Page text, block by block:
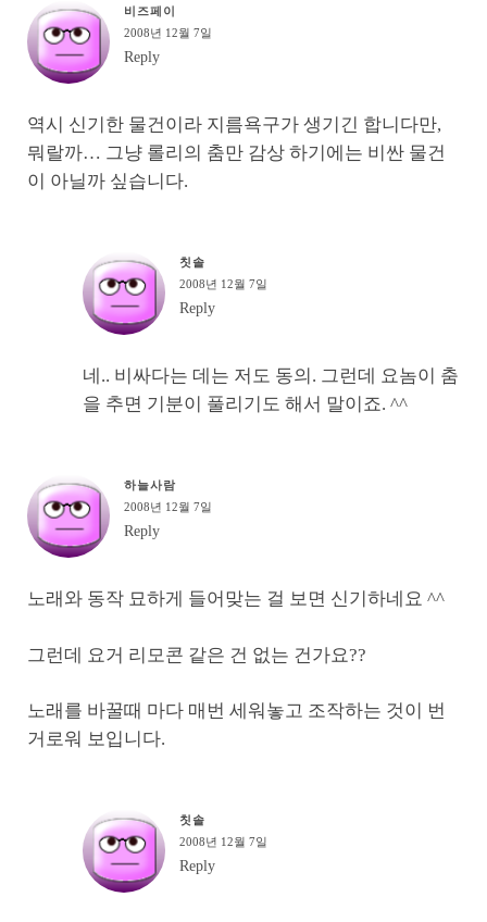
비즈페이
2008년 12월 7일
Reply
역시 신기한 물건이라 지름욕구가 생기긴 합니다만,
뭐랄까… 그냥 롤리의 춤만 감상 하기에는 비싼 물건
이 아닐까 싶습니다.
칫솔
2008년 12월 7일
Reply
네.. 비싸다는 데는 저도 동의. 그런데 요놈이 춤
을 추면 기분이 풀리기도 해서 말이죠. ^^
하늘사람
2008년 12월 7일
Reply
노래와 동작 묘하게 들어맞는 걸 보면 신기하네요 ^^
그런데 요거 리모콘 같은 건 없는 건가요??
노래를 바꿀때 마다 매번 세워놓고 조작하는 것이 번
거로워 보입니다.
칫솔
2008년 12월 7일
Reply